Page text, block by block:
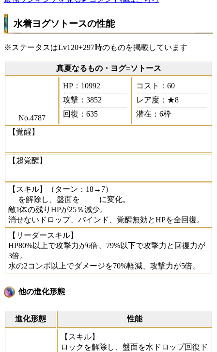
水着ヨグソトースの性能
※ステータスはLv120+297時のものを掲載しています
真夏なるもの・ヨグ=ソトース
No.4787
HP：10992
攻撃：3852
回復：635
コスト：60
レア度：★8
潜在：6枠
【覚醒】
【超覚醒】
【スキル】
（ターン：18→7）
を解除し、盤面を
に変化。
敵1体の残りHPが25％減少。
消せないドロップ、バインド、覚醒無効とHPを全回復。
【リーダースキル】
HP80%以上で攻撃力が6倍、79%以下で攻撃力と回復力が
3倍。
水の2コンボ以上でダメージを70%軽減、攻撃力が5倍。
他の進化形態
進化形態 性能
【スキル】
ロックを解除し、盤面を水ドロップ回復ド